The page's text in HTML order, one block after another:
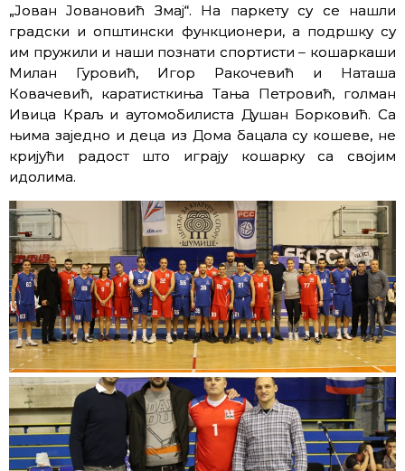
„Јован Јовановић Змај“. На паркету су се нашли
градски и општински функционери, а подршку су
им пружили и наши познати спортисти – кошаркаши
Милан Гуровић, Игор Ракочевић и Наташа
Ковачевић, каратисткиња Тања Петровић, голман
Ивица Краљ и аутомобилиста Душан Борковић. Са
њима заједно и деца из Дома бацала су кошеве, не
кријући радост што играју кошарку са својим
идолима.